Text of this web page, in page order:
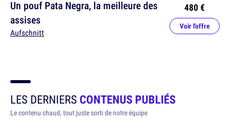
Un pouf Pata Negra, la meilleure des
assises
Aufschnitt
480 €
Voir l'offre
LES DERNIERS CONTENUS PUBLIÉS
Le contenu chaud, tout juste sorti de notre équipe